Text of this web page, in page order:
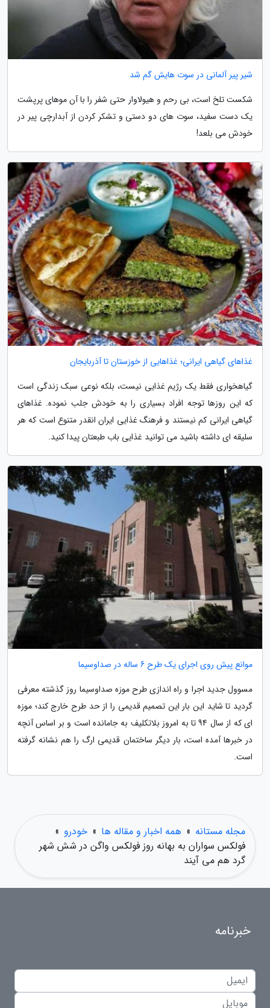
شیر پیر آلمانی در سوت هایش گم شد
شکست تلخ است، بی رحم و هیولاوار حتی شفر را با آن موهای پرپشت
یک دست سفید، سوت های دو دستی و تشکر کردن از آبدارچی پیر در
خودش می بلعد!
غذاهای گیاهی ایرانی؛ غذاهایی از خوزستان تا آذربایجان
گیاهخواری فقط یک رژیم غذایی نیست، بلکه نوعی سبک زندگی است
که این روزها توجه افراد بسیاری را به خودش جلب نموده. غذاهای
گیاهی ایرانی کم نیستند و فرهنگ غذایی ایران انقدر متنوع است که هر
سلیقه ای داشته باشید می توانید غذایی باب طبعتان پیدا کنید.
موانع پیش روی اجرای یک طرح 6 ساله در صداوسیما
مسوول جدید اجرا و راه اندازی طرح موزه صداوسیما روز گذشته معرفی
گردید تا شاید این بار این تصمیم قدیمی را از حد طرح خارج کند؛ موزه
ای که از سال 94 تا به امروز بلاتکلیف به جامانده است و بر اساس آنچه
در خبرها آمده است، بار دیگر ساختمان قدیمی ارگ را هم نشانه گرفته
است.
مجله مستانه » همه اخبار و مقاله ها » خودرو »
فولکس سواران به بهانه روز فولکس واگن در شش شهر
گرد هم می آیند
خبرنامه